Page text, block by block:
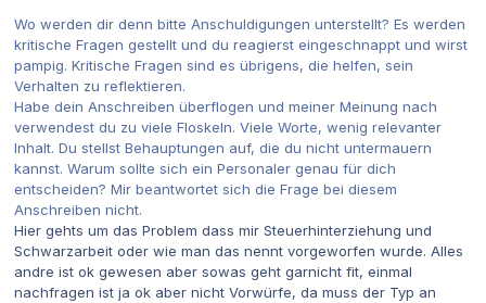
Wo werden dir denn bitte Anschuldigungen unterstellt? Es werden
kritische Fragen gestellt und du reagierst eingeschnappt und wirst
pampig. Kritische Fragen sind es übrigens, die helfen, sein
Verhalten zu reflektieren.
Habe dein Anschreiben überflogen und meiner Meinung nach
verwendest du zu viele Floskeln. Viele Worte, wenig relevanter
Inhalt. Du stellst Behauptungen auf, die du nicht untermauern
kannst. Warum sollte sich ein Personaler genau für dich
entscheiden? Mir beantwortet sich die Frage bei diesem
Anschreiben nicht.
Hier gehts um das Problem dass mir Steuerhinterziehung und
Schwarzarbeit oder wie man das nennt vorgeworfen wurde. Alles
andre ist ok gewesen aber sowas geht garnicht fit, einmal
nachfragen ist ja ok aber nicht Vorwürfe, da muss der Typ an